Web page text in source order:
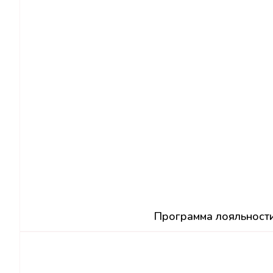
Программа